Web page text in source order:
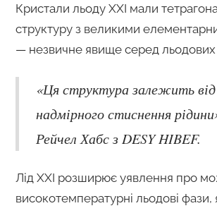
Кристали льоду XXI мали
структуру з великими
— незвичне явище серед льодових
«Ця структура залежить
надмірного стиснення
Рейчел Хабс з DESY HIBEF.
Лід XXI розширює уявлення про
високотемпературні льодові фази,